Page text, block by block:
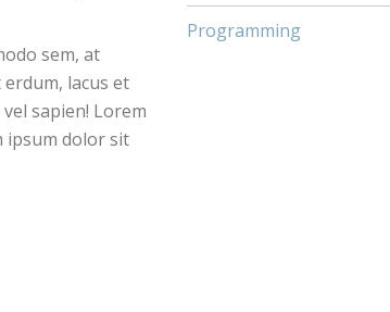
sem, at
lacus et
sapien! Lorem
ipsum dolor sit
Programming